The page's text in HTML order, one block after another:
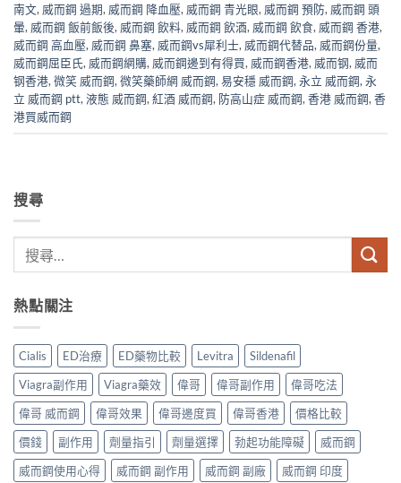
南文, 威而鋼 過期, 威而鋼 降血壓, 威而鋼 青光眼, 威而鋼 預防, 威而鋼 頭
暈, 威而鋼 飯前飯後, 威而鋼 飲料, 威而鋼 飲酒, 威而鋼 飲食, 威而鋼 香港,
威而鋼 高血壓, 威而鋼 鼻塞, 威而鋼vs犀利士, 威而鋼代替品, 威而鋼份量,
威而鋼屈臣氏, 威而鋼網購, 威而鋼邊到有得買, 威而鋼香港, 威而钢, 威而
钢香港, 微笑 威而鋼, 微笑藥師網 威而鋼, 易安穩 威而鋼, 永立 威而鋼, 永
立 威而鋼 ptt, 液態 威而鋼, 紅酒 威而鋼, 防高山症 威而鋼, 香港 威而鋼, 香
港買威而鋼
搜尋
熱點關注
Cialis ED治療 ED藥物比較 Levitra
Sildenafil
Viagra副作用
Viagra藥效 偉哥 偉哥副作用
偉哥吃法
偉哥 威而鋼
偉哥效果 偉哥邊度買 偉哥香港
價格比較
價錢
副作用 劑量指引 劑量選擇 勃起功能障礙
威而鋼
威而鋼使用心得
威而鋼 副作用 威而鋼 副廠 威而鋼 印度